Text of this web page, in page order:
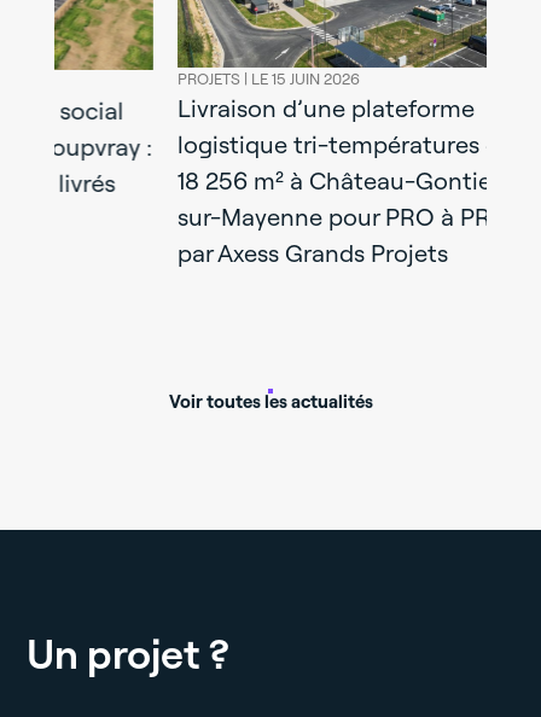
LE 15 JUIN 2026
Livraison d’une plateforme
logistique tri-températures de
18 256 m² à Château-Gontier-
sur-Mayenne pour PRO à PRO
par Axess Grands Projets
mixtes
Axdev
Capital
Voir toutes les actualités
Un projet ?